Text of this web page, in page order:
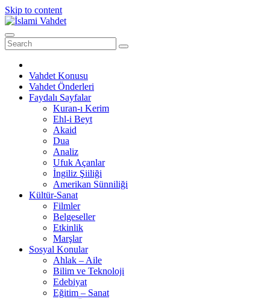
Skip to content
Vahdet Konusu
Vahdet Önderleri
Faydalı Sayfalar
Kuran-ı Kerim
Ehl-i Beyt
Akaid
Dua
Analiz
Ufuk Açanlar
İngiliz Şiiliği
Amerikan Sünniliği
Kültür-Sanat
Filmler
Belgeseller
Etkinlik
Marşlar
Sosyal Konular
Ahlak – Aile
Bilim ve Teknoloji
Edebiyat
Eğitim – Sanat